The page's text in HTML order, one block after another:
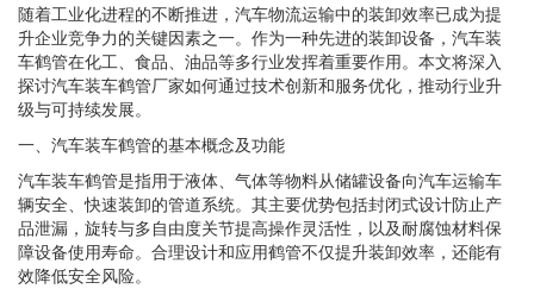
随着工业化进程的不断推进，汽车物流运输中的装卸效率已成为提
升企业竞争力的关键因素之一。作为一种先进的装卸设备，汽车装
车鹤管在化工、食品、油品等多行业发挥着重要作用。本文将深入
探讨汽车装车鹤管厂家如何通过技术创新和服务优化，推动行业升
级与可持续发展。
一、汽车装车鹤管的基本概念及功能
汽车装车鹤管是指用于液体、气体等物料从储罐设备向汽车运输车
辆安全、快速装卸的管道系统。其主要优势包括封闭式设计防止产
品泄漏，旋转与多自由度关节提高操作灵活性，以及耐腐蚀材料保
障设备使用寿命。合理设计和应用鹤管不仅提升装卸效率，还能有
效降低安全风险。